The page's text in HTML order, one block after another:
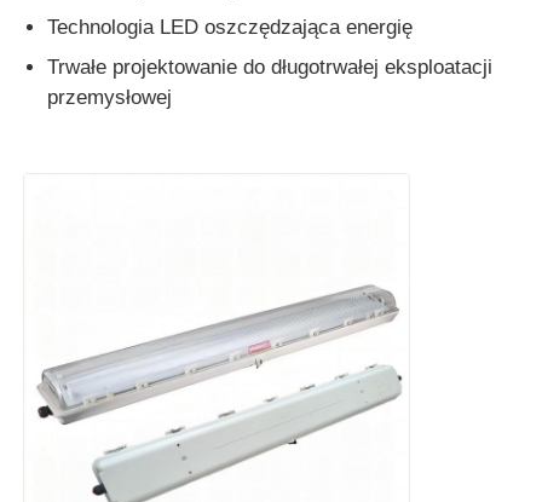
Poprosić o wycenę
Explosion Proof Box
wyłącznik przeciwwybuchowy
Technologia LED oszczędzająca energię
Trwałe projektowanie do długotrwałej eksploatacji
przemysłowej